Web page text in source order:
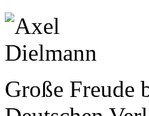
Große Freude